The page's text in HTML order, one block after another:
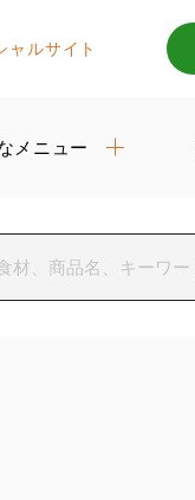
ャルサイト
メニュー